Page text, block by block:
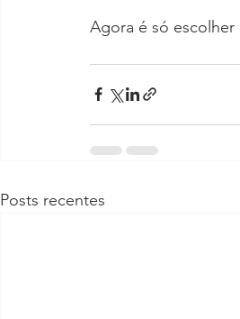
Agora é só
Posts recentes